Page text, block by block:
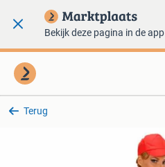
Bekijk deze pagina in de app
Terug